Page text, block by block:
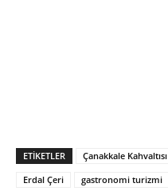
ETIKETLER Çanakkale Kahvaltısı
Erdal Çeri
gastronomi turizmi